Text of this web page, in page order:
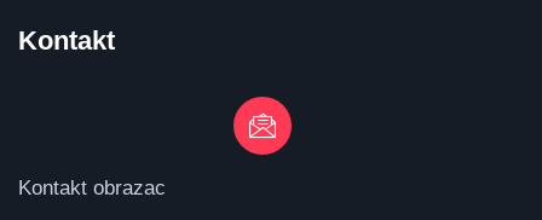
Kontakt
Kontakt obrazac